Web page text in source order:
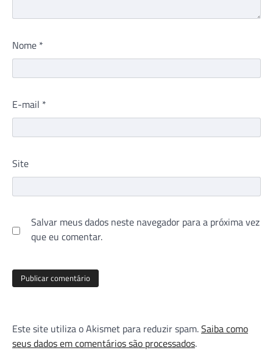
Nome *
E-mail *
Site
Salvar meus dados neste navegador para a próxima vez
que eu comentar.
Este site utiliza o Akismet para reduzir spam.Saiba como
seus dados em comentários são processados.